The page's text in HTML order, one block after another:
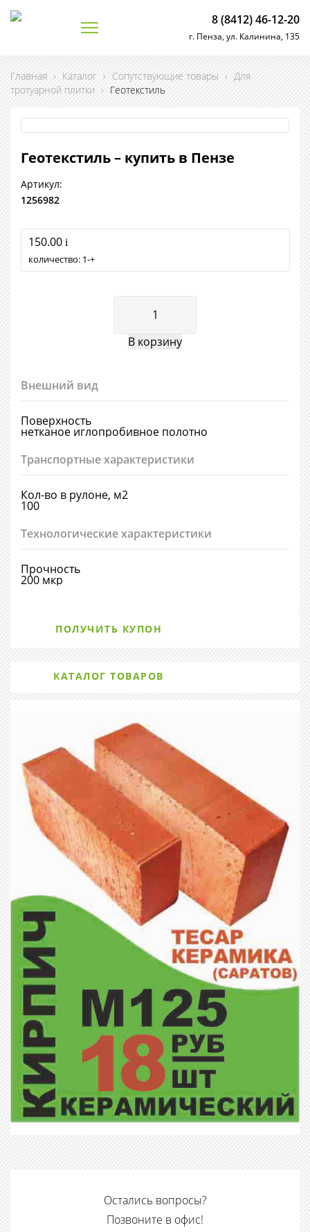
8 (8412) 46-12-20
г. Пенза, ул. Калинина, 135
Главная › Каталог › Сопутствующие товары › Для
тротуарной плитки › Геотекстиль
Геотекстиль – купить в Пензе
Артикул:
1256982
150.00 i
количество: 1 +
Внешний вид
Поверхность
нетканое иглопробивное полотно
Транспортные характеристики
Кол-во в рулоне, м2
100
Технологические характеристики
Прочность
200 мкр
ПОЛУЧИТЬ КУПОН
КАТАЛОГ ТОВАРОВ
Остались вопросы?
Позвоните в офис!